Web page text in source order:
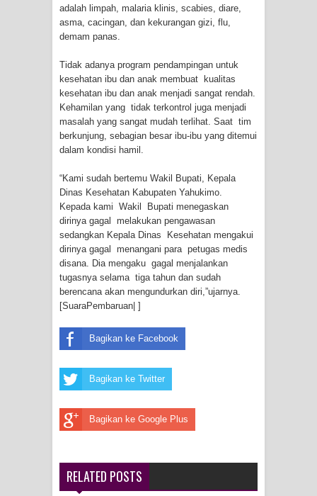
Tersangka Kasus Korupsi Jalan
Papuan Artisans Take Center Stage
at Indonesia's National Craft
Anniversary in Makassar
Idorway Masih Hilang
adalah limpah, malaria klinis, scabies, diare,
asma, cacingan, dan kekurangan gizi, flu,
demam panas.
Tidak adanya program pendampingan untuk
kesehatan ibu dan anak membuat kualitas
kesehatan ibu dan anak menjadi sangat rendah.
Kehamilan yang tidak terkontrol juga menjadi
masalah yang sangat mudah terlihat. Saat tim
berkunjung, sebagian besar ibu-ibu yang ditemui
dalam kondisi hamil.
“Kami sudah bertemu Wakil Bupati, Kepala
Dinas Kesehatan Kabupaten Yahukimo.
Kepada kami Wakil Bupati menegaskan
dirinya gagal melakukan pengawasan
sedangkan Kepala Dinas Kesehatan mengakui
dirinya gagal menangani para petugas medis
disana. Dia mengaku gagal menjalankan
tugasnya selama tiga tahun dan sudah
berencana akan mengundurkan diri,”ujarnya.
[SuaraPembaruan| ]
Bagikan ke Facebook
Bagikan ke Twitter
Bagikan ke Google Plus
RELATED POSTS